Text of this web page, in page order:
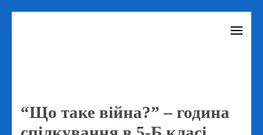
“Що таке війна?” – година